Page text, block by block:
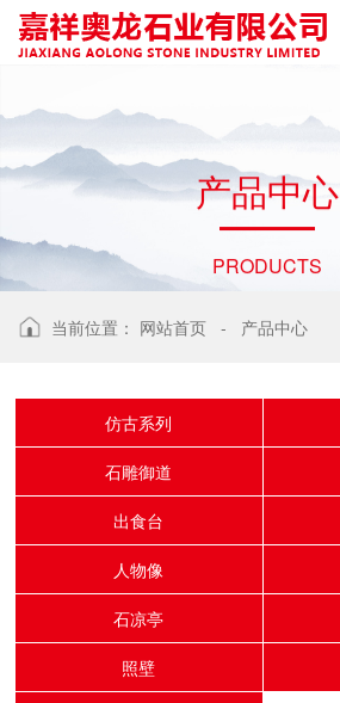
产品中心
PRODUCTS
当前位置： 网站首页 - 产品中心
仿古系列
石雕御道
出食台
人物像
石凉亭
照壁